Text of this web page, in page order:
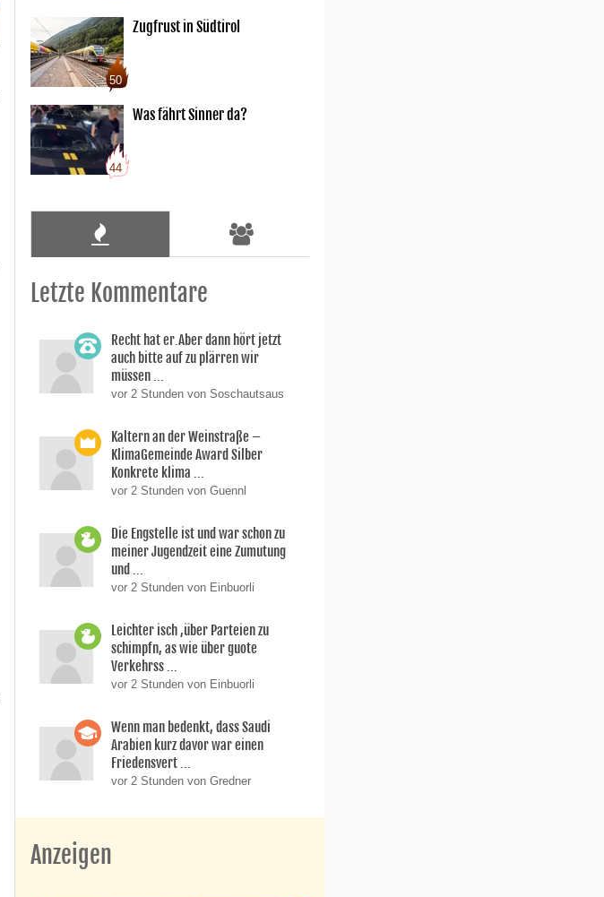
50
Zugfrust in Südtirol
44
Was fährt Sinner da?
Letzte Kommentare
Recht hat er.Aber dann hört jetzt
auch bitte auf zu plärren wir
müssen ...
vor 2 Stunden von Soschautsaus
Kaltern an der Weinstraße –
KlimaGemeinde Award Silber
Konkrete klima ...
vor 2 Stunden von Guennl
Die Engstelle ist und war schon zu
meiner Jugendzeit eine Zumutung
und ...
vor 2 Stunden von Einbuorli
Leichter isch ,über Parteien zu
schimpfn, as wie über guote
Verkehrss ...
vor 2 Stunden von Einbuorli
Wenn man bedenkt, dass Saudi
Arabien kurz davor war einen
Friedensvert ...
vor 2 Stunden von Gredner
Anzeigen